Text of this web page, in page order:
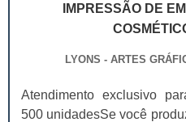
IMPRESSÃO DE
LYONS - ARTES
Atendimento exclusivo
500 unidadesSe você